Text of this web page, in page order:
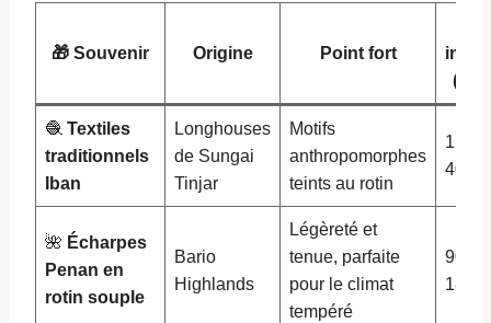
🎁 Souvenir Origine Point fort
🧶 Textiles
traditionnels
Iban
Longhouses
de Sungai
Tinjar
Motifs
anthropomorphes
teints au rotin
120 –
400
🌺 Écharpes
Penan en
rotin souple
Bario
Highlands
Légèreté et
tenue, parfaite
pour le climat
tempéré
90 –
180